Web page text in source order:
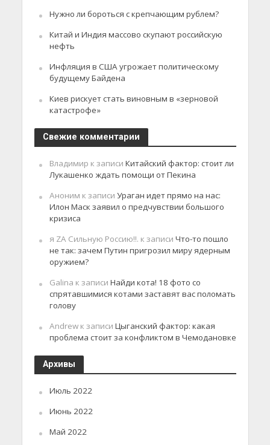
Нужно ли бороться с крепчающим рублем?
Китай и Индия массово скупают российскую
нефть
Инфляция в США угрожает политическому
будущему Байдена
Киев рискует стать виновным в «зерновой
катастрофе»
Свежие комментарии
Владимир к записи Китайский фактор: стоит ли
Лукашенко ждать помощи от Пекина
Аноним к записи Ураган идет прямо на нас:
Илон Маск заявил о предчувствии большого
кризиса
я ZA Сильную Россию!!. к записи Что-то пошло
не так: зачем Путин пригрозил миру ядерным
оружием?
Galina к записи Найди кота! 18 фото со
спрятавшимися котами заставят вас поломать
голову
Andrewк записи Цыганский фактор: какая
проблема стоит за конфликтом в Чемодановке
Архивы
Июль 2022
Июнь 2022
Май 2022